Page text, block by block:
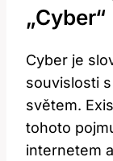
„cyber“
Cyber je
souvislosti
světem.
tohoto
internetem